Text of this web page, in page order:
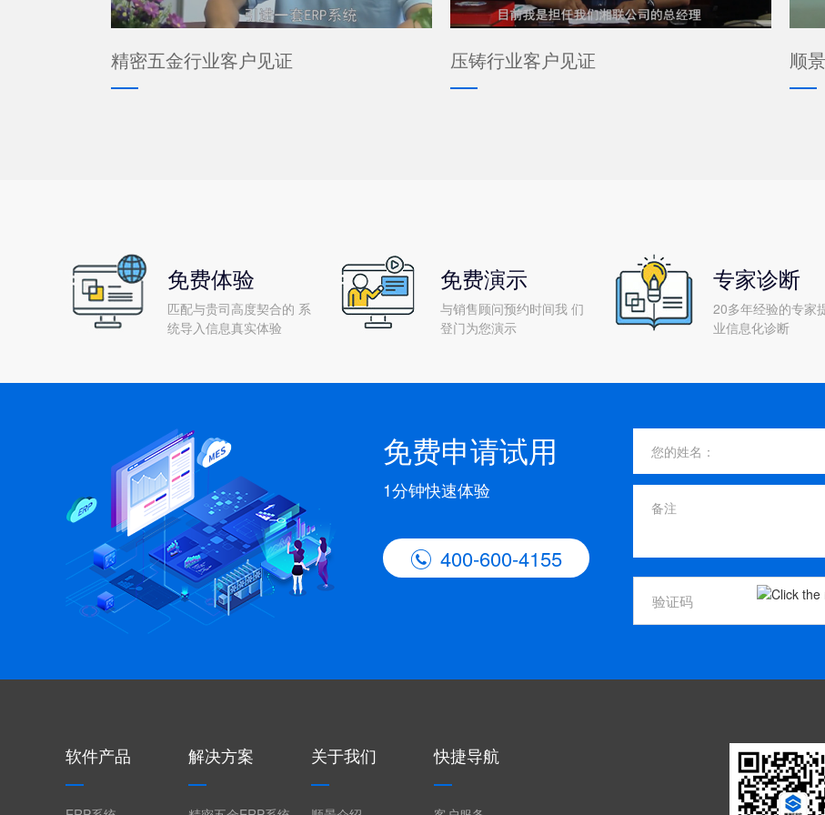
精密五金行业客户见证 压铸行业客户见证 顺
免费体验
匹配与贵司高度契合的 系
统导入信息真实体验
免费演示
与销售顾问预约时间我 们
登门为您演示
专家诊断
20多年经验的专家
业信息化诊断
免费申请试用
1分钟快速体验
 400-600-4155
软件产品 解决方案 关于我们 快捷导航